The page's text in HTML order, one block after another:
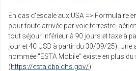
En cas d'escale aux USA => Formulaire
pour toute arrivée par voie terrestre,
tout séjour inférieur à 90 jours et taxe à
jour et 40 USD à partir du 30/09/25).
nommée "ESTA Mobile" existe en plus du
(https://esta.cbp.dhs.gov/).